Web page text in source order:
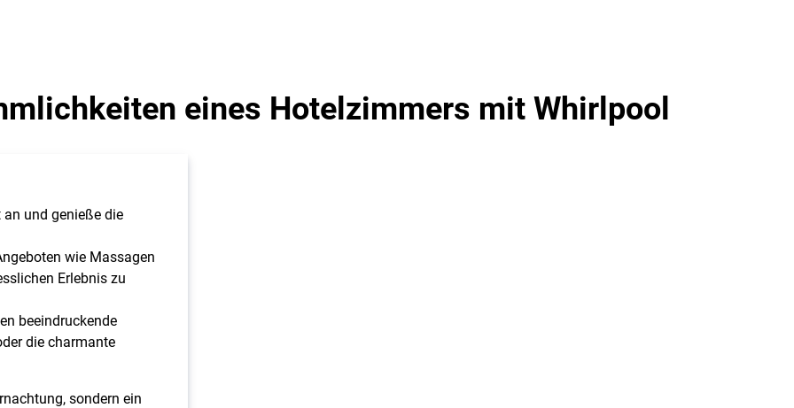
eines Hotelzimmers mit Whirlpool
und genieße die
wie Massagen
Erlebnis zu
beeindruckende
die charmante
sondern ein